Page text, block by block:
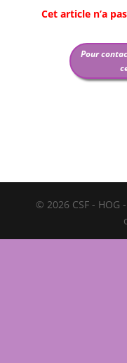
Cet article n’a
Pour
© 2026 CSF -